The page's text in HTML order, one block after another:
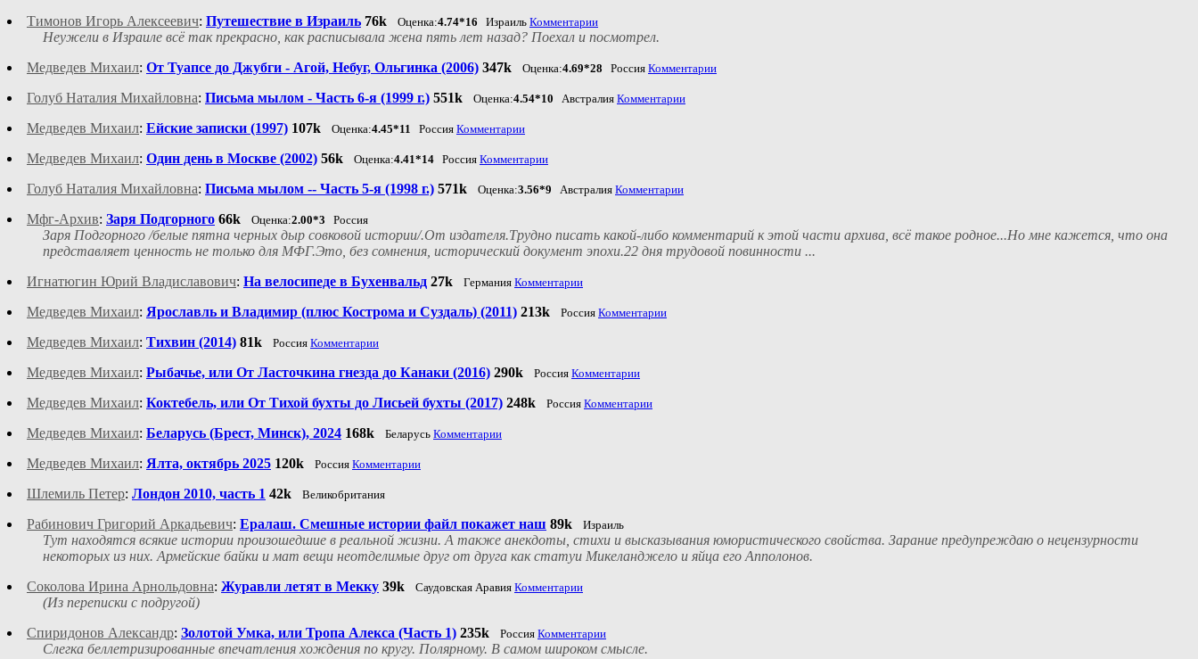
Тимонов Игорь Алексеевич: Путешествие в Израиль 76k Оценка:4.74*16 Израиль Комментарии
Неужели в Израиле всё так прекрасно, как расписывала жена пять лет назад? Поехал и посмотрел.
Медведев Михаил: От Туапсе до Джубги - Агой, Небуг, Ольгинка (2006) 347k Оценка:4.69*28 Россия Комментарии
Голуб Наталия Михайловна: Письма мылом - Часть 6-я (1999 г.) 551k Оценка:4.54*10 Австралия Комментарии
Медведев Михаил: Ейские записки (1997) 107k Оценка:4.45*11 Россия Комментарии
Медведев Михаил: Один день в Москве (2002) 56k Оценка:4.41*14 Россия Комментарии
Голуб Наталия Михайловна: Письма мылом -- Часть 5-я (1998 г.) 571k Оценка:3.56*9 Австралия Комментарии
Мфг-Архив: Заря Подгорного 66k Оценка:2.00*3 Россия
Заря Подгорного /белые пятна черных дыр совковой истории/.От издателя.Трудно писать какой-либо комментарий к этой части архива, всё такое родное...Но мне кажется, что она
представляет ценность не только для МФГ.Это, без сомнения, исторический документ эпохи.22 дня трудовой повинности ...
Игнатюгин Юрий Владиславович: На велосипеде в Бухенвальд 27k Германия Комментарии
Медведев Михаил: Ярославль и Владимир (плюс Кострома и Суздаль) (2011) 213k Россия Комментарии
Медведев Михаил: Тихвин (2014) 81k Россия Комментарии
Медведев Михаил: Рыбачье, или От Ласточкина гнезда до Канаки (2016) 290k Россия Комментарии
Медведев Михаил: Коктебель, или От Тихой бухты до Лисьей бухты (2017) 248k Россия Комментарии
Медведев Михаил: Беларусь (Брест, Минск), 2024 168k Беларусь Комментарии
Медведев Михаил: Ялта, октябрь 2025 120k Россия Комментарии
Шлемиль Петер: Лондон 2010, часть 1 42k Великобритания
Рабинович Григорий Аркадьевич: Ералаш. Смешные истории файл покажет наш 89k Израиль
Тут находятся всякие истории произошедшие в реальной жизни. А также анекдоты, стихи и высказывания юмористического свойства. Зарание предупреждаю о нецензурности
некоторых из них. Армейские байки и мат вещи неотделимые друг от друга как статуи Микеланджело и яйца его Апполонов.
Соколова Ирина Арнольдовна: Журавли летят в Мекку 39k Саудовская Аравия Комментарии
(Из переписки с подругой)
Спиридонов Александр: Золотой Умка, или Тропа Алекса (Часть 1) 235k Россия Комментарии
Слегка беллетризированные впечатления хождения по кругу. Полярному. В самом широком смысле.